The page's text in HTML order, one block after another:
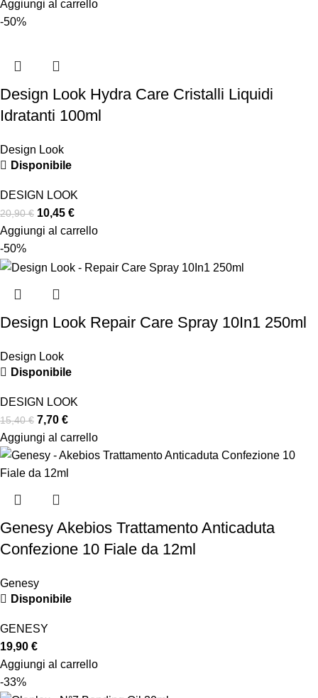
Aggiungi al carrello
-50%
Design Look Hydra Care Cristalli Liquidi
Idratanti 100ml
Design Look
Disponibile
DESIGN LOOK
20,90€ 10,45 €
Aggiungi al carrello
-50%
Design Look Repair Care Spray 10In1 250ml
Design Look
Disponibile
DESIGN LOOK
15,40€ 7,70 €
Aggiungi al carrello
Genesy Akebios Trattamento Anticaduta
Confezione 10 Fiale da 12ml
Genesy
Disponibile
GENESY
19,90 €
Aggiungi al carrello
-33%